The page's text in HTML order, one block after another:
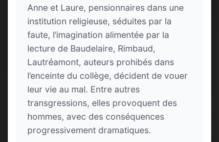
Anne et Laure, pensionnaires dans une
institution religieuse, séduites par la
faute, l’imagination alimentée par la
lecture de Baudelaire, Rimbaud,
Lautréamont, auteurs prohibés dans
l’enceinte du collège, décident de vouer
leur vie au mal. Entre autres
transgressions, elles provoquent des
hommes, avec des conséquences
progressivement dramatiques.